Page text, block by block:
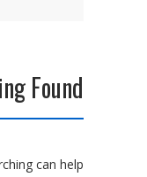
Found
can help.